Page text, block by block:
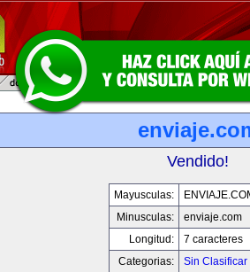
Vendido!
Mayusculas:
Minusculas:
enviaje.com
Longitud:
7 caracteres
Categorias:
Sin Clasificar